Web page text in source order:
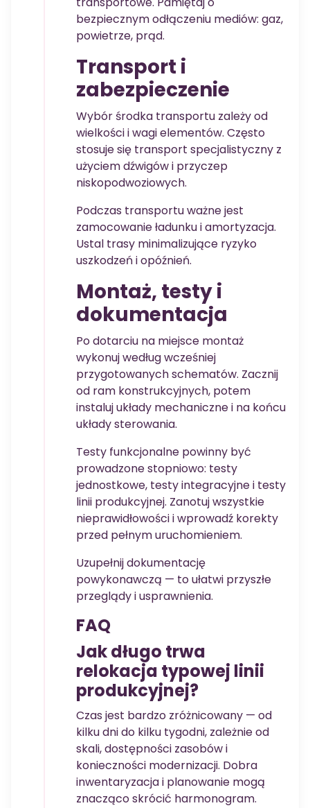
bezpiecznym odłączeniu mediów: gaz,
powietrze, prąd.
Transport i
zabezpieczenie
Wybór środka transportu zależy od
wielkości i wagi elementów. Często
stosuje się transport specjalistyczny z
użyciem dźwigów i przyczep
niskopodwoziowych.
Podczas transportu ważne jest
zamocowanie ładunku i amortyzacja.
Ustal trasy minimalizujące ryzyko
uszkodzeń i opóźnień.
Montaż, testy i
dokumentacja
Po dotarciu na miejsce montaż
wykonuj według wcześniej
przygotowanych schematów. Zacznij
od ram konstrukcyjnych, potem
instaluj układy mechaniczne i na końcu
układy sterowania.
Testy funkcjonalne powinny być
prowadzone stopniowo: testy
jednostkowe, testy integracyjne i testy
linii produkcyjnej. Zanotuj wszystkie
nieprawidłowości i wprowadź korekty
przed pełnym uruchomieniem.
Uzupełnij dokumentację
powykonawczą — to ułatwi przyszłe
przeglądy i usprawnienia.
FAQ
Jak długo trwa
relokacja typowej linii
produkcyjnej?
Czas jest bardzo zróżnicowany — od
kilku dni do kilku tygodni, zależnie od
skali, dostępności zasobów i
konieczności modernizacji. Dobra
inwentaryzacja i planowanie mogą
znacząco skrócić harmonogram.